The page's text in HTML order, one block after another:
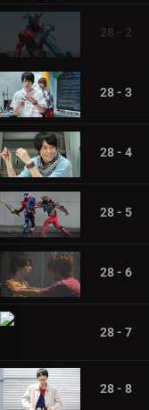
28 - 2
28 - 3
28 - 4
28 - 5
28 - 6
28 - 7
28 - 8